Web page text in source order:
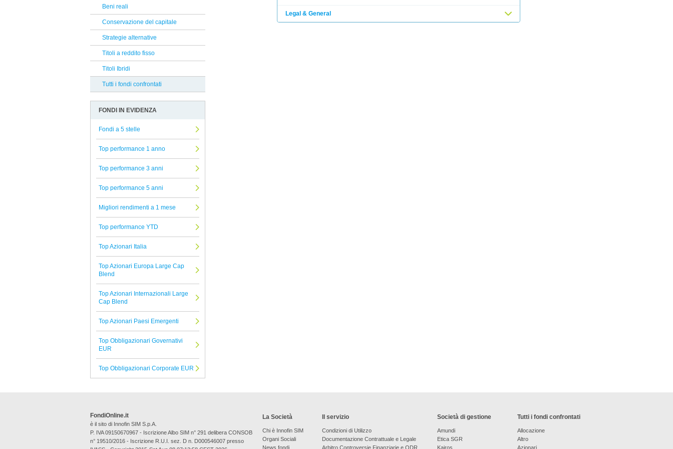
Reclami Assicurativi
Reclami Servizio di Investimento
8a+
DNCA Finance
Safe Capital SICAV
Neuberger Berman
Lombard Odier
Infusive Fund
Pegaso Capital Partners
European & Global
Degroof Petercam
Union Investment
Aberdeen
Compass
Tutte le Società di Gestione
Beni reali
Conservazione del capitale
Strategie alternative
Titoli a reddito fisso
Titoli Ibridi
Tutti i fondi confrontati
Legal & General
FONDI IN EVIDENZA
Fondi a 5 stelle
Top performance 1 anno
Top performance 3 anni
Top performance 5 anni
Migliori rendimenti a 1 mese
Top performance YTD
Top Azionari Italia
Top Azionari Europa Large Cap
Blend
Top Azionari Internazionali Large
Cap Blend
Top Azionari Paesi Emergenti
Top Obbligazionari Governativi
EUR
Top Obbligazionari Corporate EUR
La Società
Chi è Innofin SIM
Organi Sociali
News fondi
Il servizio
Condizioni di Utilizzo
Documentazione Contrattuale e Legale
Arbitro Controversie Finanziarie e ODR
Società di gestione
Amundi
Etica SGR
Kairos
Tutti i fondi confrontati
Allocazione
Altro
Azionari
FondiOnline.it
è il sito di Innofin SIM S.p.A.
P. IVA 09150670967 - Iscrizione Albo SIM n° 291 delibera CONSOB
n° 19510/2016 - Iscrizione R.U.I. sez. D n. D000546007 presso